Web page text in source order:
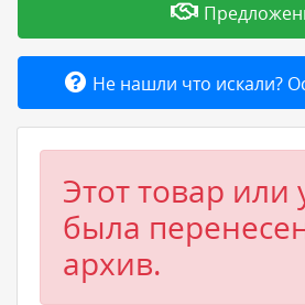
Товары и услуги
Добавить товар или
Не нашли что искали?
Этот товар или
была
архив.